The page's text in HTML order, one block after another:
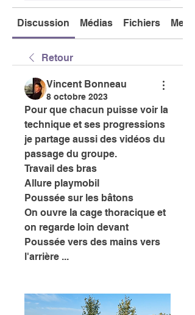
Discussion Médias Fichiers
Retour
Vincent Bonneau
8 octobre 2023
Pour que chacun puisse voir la
technique et ses progressions
je partage aussi des vidéos du
passage du groupe.
Travail des bras
Allure playmobil
Poussée sur les bâtons
On ouvre la cage thoracique et
on regarde loin devant
Poussée vers des mains vers
l'arrière ...